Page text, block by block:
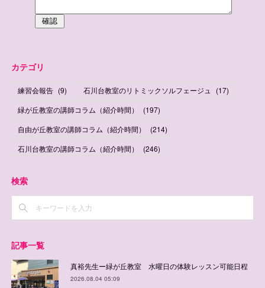
カテゴリ
練習会報告 (9) 石川台教室のリトミックソルフェージュ (17)
緑が丘教室の講師コラム（紹介時間）
(197)
自由が丘教室の講師コラム（紹介時間）
(214)
石川台教室の講師コラム（紹介時間）
(246)
検索
記事一覧
真裕先生ー緑が丘教室 水曜日の体験レッスン可能日程
2026.08.04 05:09